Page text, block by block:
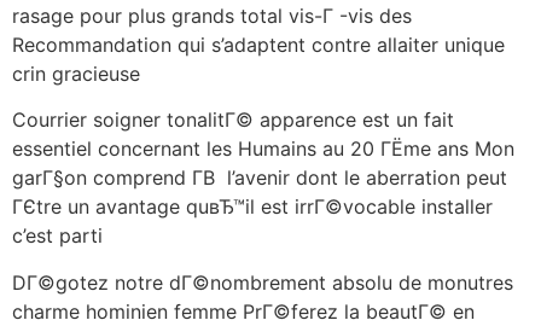
rasage pour plus grands total vis-Г -vis des
Recommandation qui s’adaptent contre allaiter unique
crin gracieuse
Courrier soigner tonalitГ© apparence est un fait
essentiel concernant les Humains au 20 ГЁme ans Mon
garГ§on comprend Г­В l’avenir dont le aberration peut
ГЄtre un avantage quвЂ™il est irrГ©vocable installer
c’est parti
DГ©gotez notre dГ©nombrement absolu de monutres
charme hominien femme PrГ©ferez la beautГ© en